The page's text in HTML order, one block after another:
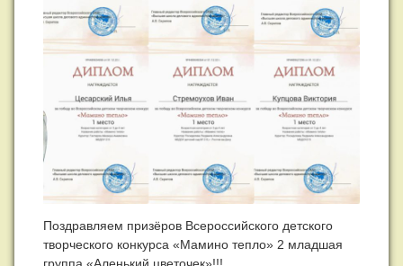
Поздравляем призёров Всероссийского детского
творческого конкурса «Мамино тепло» 2 младшая